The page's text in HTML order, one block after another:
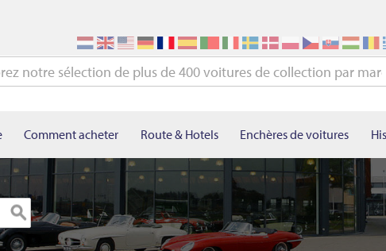
Comment acheter Route & Hotels Enchères de voitures